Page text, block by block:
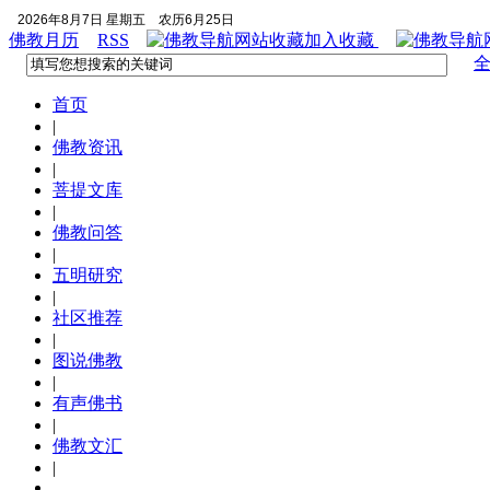
2026年8月7日 星期五 农历6月25日
佛教月历 RSS 加入收藏
首页
|
佛教资讯
|
菩提文库
|
佛教问答
|
五明研究
|
社区推荐
|
图说佛教
|
有声佛书
|
佛教文汇
|